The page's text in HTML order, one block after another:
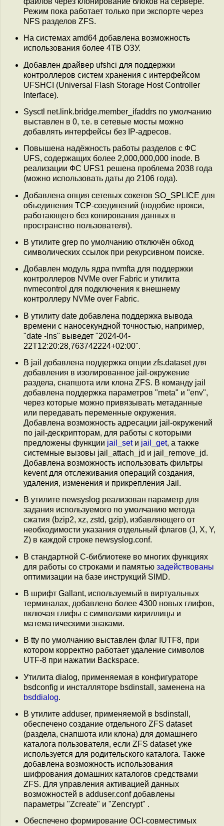
Режим пока работает только при экспорте через
NFS разделов ZFS.
На системах amd64 добавлена возможность
использования более 4TB ОЗУ.
Добавлен драйвер ufshci для поддержки
контроллеров систем хранения с интерфейсом
UFSHCI (Universal Flash Storage Host Controller
Interface).
Sysctl net.link.bridge.member_ifaddrs по умолчанию
выставлен в 0, т.е. в сетевые мосты можно
добавлять интерфейсы без IP-адресов.
Повышена надёжность работы разделов с ФС
UFS, содержащих более 2,000,000,000 inode. В
реализации ФС UFS1 решена проблема 2038 года
(можно использовать даты до 2106 года).
Добавлена опция сетевых сокетов SO_SPLICE для
объединения TCP-соединений (подобие прокси,
работающего без копирования данных в
пространство пользователя).
В утилите grep по умолчанию отключён обход
символических ссылок при рекурсивном поиске.
Добавлен модуль ядра nvmftа для поддержки
контроллеров NVMe over Fabric и утилита
nvmecontrol для подключения к внешнему
контроллеру NVMe over Fabric.
В утилиту date добавлена поддержка вывода
времени с наносекундной точностью, например,
"date -Ins" выведет "2024-04-
22T12:20:28,763742224+02:00".
В jail добавлена поддержка опции zfs.dataset для
добавления в изолированное jail-окружение
раздела, снапшота или клона ZFS. В команду jail
добавлена поддержка параметров "meta" и "env",
через которые можно привязывать метаданные
или передавать переменные окружения.
Добавлена возможность адресации jail-окружений
по jail-дескрипторам, для работы с которыми
предложены функции jail_setи jail_get, а также
системные вызовы jail_attach_jd и jail_remove_jd.
Добавлена возможность использовать фильтры
kevent для отслеживания операций создания,
удаления, изменения и прикрепления Jail.
В утилите newsyslog реализован параметр для
задания используемого по умолчанию метода
сжатия (bzip2, xz, zstd, gzip), избавляющего от
необходимости указания отдельный флагов (J, X, Y,
Z) в каждой строке newsyslog.conf.
В стандартной C-библиотеке во многих функциях
для работы со строками и памятью задействованы
оптимизации на базе инструкций SIMD.
В шрифт Gallant, используемый в виртуальных
терминалах, добавлено более 4300 новых глифов,
включая глифы с символами кириллицы и
математическими знаками.
В tty по умолчанию выставлен флаг IUTF8, при
котором корректно работает удаление символов
UTF-8 при нажатии Backspace.
Утилита dialog, применяемая в конфигураторе
bsdconfig и инсталляторе bsdinstall, заменена на
bsddialog.
В утилите adduser, применяемой в bsdinstall,
обеспечено создание отдельного ZFS dataset
(раздела, снапшота или клона) для домашнего
каталога пользователя, если ZFS dataset уже
используется для родительского каталога. Также
добавлена возможность использования
шифрования домашних каталогов средствами
ZFS. Для управления активацией данных
возможностей в adduser.conf добавлены
параметры "Zcreate" и "Zencrypt" .
Обеспечено формирование OCI-совместимых